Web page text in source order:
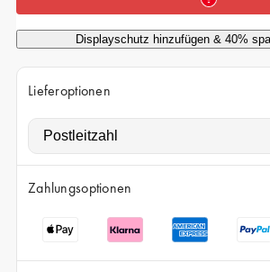
iPhone 15
iPhone 14 Pro
iPhone 14
iPhone 13 Pro
iPhone 13
Alle Handymodelle
Displayschutz hinzufügen & 40%
Lieferoptionen
Zahlungsoptionen